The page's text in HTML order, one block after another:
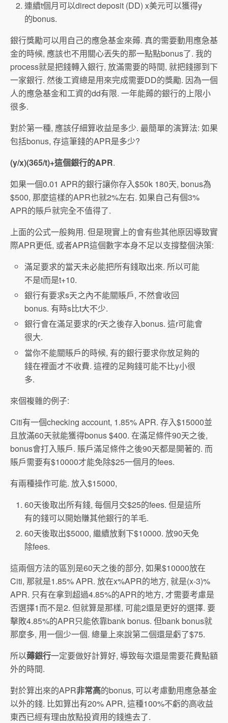
連續t個月可以direct deposit (DD) x美元可以獲得y
的bonus.
銀行獎勵可以用自己的應急基金來薅. 真的需要動用應急基
金的時候, 應該也不用關心丟失的那一點點bonus了. 我的
process就是把錢轉入銀行, 放滿需要的時間, 就把錢挪到下
一家銀行. 然後工資總是用來完成需要DD的獎勵. 因為一個
人的應急基金和工資的dd有限. 一年能薅的銀行的上限小
很多.
對於第一種, 應該仔細算收益是多少. 最簡單的演算法: 如果
包括bonus, 存這筆錢的APR是多少?
(y/x)(365/t)+這個銀行的APR.
如果一個0.01 APR的銀行讓你存入$50k 180天, bonus為
$500, 那麼這樣的APR也就2%左右. 如果自己有個3%
APR的賬戶就完全不值得了.
上面的公式一般夠用. 但是現實上的會有些其他原因導致實
際APR更低, 或者APR這個數字本身不足以支撐整個決策:
滿足要求的當天未必能把所有錢取出來. 所以可能
不是t而是t+10.
銀行有要求s天之內不能關賬戶, 不然會收回
bonus. 有時s比t大不少.
銀行會在滿足要求的r天之後存入bonus. 這r可能會
很大.
當你不能關賬戶的時候, 有的銀行要求你放足夠的
錢在裡面才不收費. 這裡的足夠錢可能不比y小很
多.
來個複雜的例子:
Citi有一個checking account, 1.85% APR. 存入$15000並
且放滿60天就能獲得bonus $400. 在滿足條件90天之後,
bonus會打入賬戶. 賬戶滿足條件之後90天都是開著的. 而
賬戶需要有$10000才能免除$25一個月的fees.
有兩種操作可能. 放入$15000,
60天後取出所有錢, 每個月交$25的fees. 但是這所
有的錢可以開始賺其他銀行的羊毛.
60天後取出$5000, 繼續放剩下$10000. 放90天免
除fees.
這兩個方法的區別是60天之後的部分, 如果$10000放在
Citi, 那就是1.85% APR. 放在x%APR的地方, 就是(x-3)%
APR. 只有在拿到超過4.85%的APR的地方, 才需要考慮是
否選擇1而不是2. 但就算是那樣, 可能2還是更好的選擇. 要
擊敗4.85%的APR只能依靠bank bonus. 但bank bonus就
那麼多, 用一個少一個. 總量上來說第二個還是虧了$75.
所以薅銀行一定要做好計算好, 導致每次還是需要花費點額
外的時間.
對於算出來的APR非常高的bonus, 可以考慮動用應急基金
以外的錢. 比如算出有20% APR, 這種100%不虧的高收益
東西已經有理由放點投資用的錢進去了.